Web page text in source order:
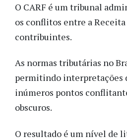
O CARF é um tribunal
os conflitos entre a Receita
contribuintes.
As normas tributárias no
permitindo interpretações
inúmeros pontos
obscuros.
O resultado é um nível de